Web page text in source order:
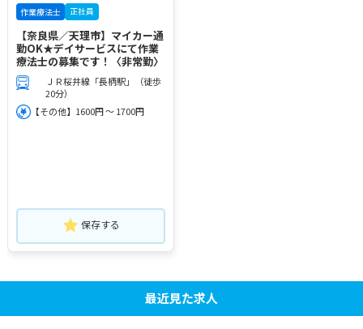
作業療法士 正社員
【奈良県／天理市】マイカー通
勤OK★デイサービスにて作業
療法士の募集です！〈非常勤〉
ＪＲ桜井線「長柄駅」（徒歩
20分）
【その他】1600円 ～ 1700円
保存する
最近見た求人